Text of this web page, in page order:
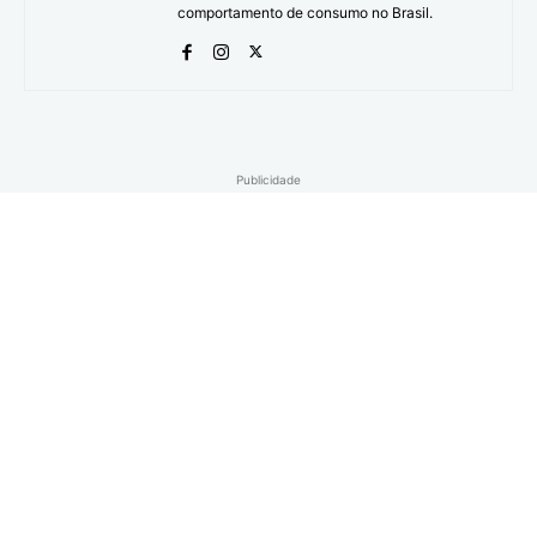
comportamento de consumo no Brasil.
Publicidade